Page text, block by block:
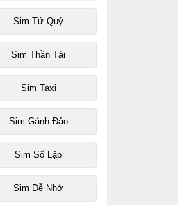
Sim Tứ Quý
Sim Thần Tài
Sim Taxi
Sim Gánh Đảo
Sim Số Lặp
Sim Dễ Nhớ